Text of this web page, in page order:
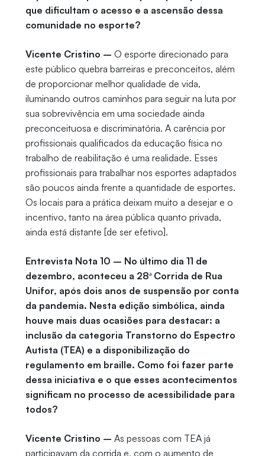
que dificultam o acesso e a ascensão dessa
comunidade no esporte?
Vicente Cristino – O esporte direcionado para
este público quebra barreiras e preconceitos, além
de proporcionar melhor qualidade de vida,
iluminando outros caminhos para seguir na luta por
sua sobrevivência em uma sociedade ainda
preconceituosa e discriminatória. A carência por
profissionais qualificados da educação física no
trabalho de reabilitação é uma realidade. Esses
profissionais para trabalhar nos esportes adaptados
são poucos ainda frente a quantidade de esportes.
Os locais para a prática deixam muito a desejar e o
incentivo, tanto na área pública quanto privada,
ainda está distante [de ser efetivo].
Entrevista Nota 10 – No último dia 11 de
dezembro, aconteceu a 28ª Corrida de Rua
Unifor, após dois anos de suspensão por conta
da pandemia. Nesta edição simbólica, ainda
houve mais duas ocasiões para destacar: a
inclusão da categoria Transtorno do Espectro
Autista (TEA) e a disponibilização do
regulamento em braille. Como foi fazer parte
dessa iniciativa e o que esses acontecimentos
significam no processo de acessibilidade para
todos?
Vicente Cristino – As pessoas com TEA já
participavam da corrida e, com o aumento de